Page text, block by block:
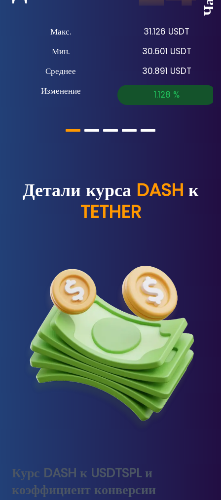
Макс.
Мин.
Среднее
Изменение
31.126 USDT
30.601 USDT
30.891 USDT
1.128 %
Детали курса DASH к
TETHER
Курс DASH к USDTSPL и
коэффициент конверсии